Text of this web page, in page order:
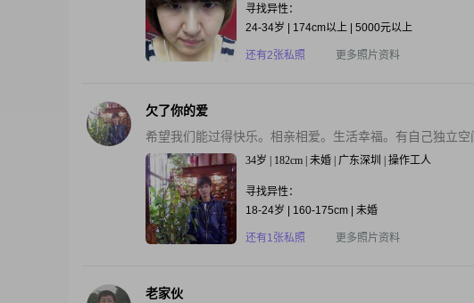
寻找异性：
24-34岁 | 174cm以上 | 5000元以上
还有2张私照 更多照片资料
欠了你的爱
希望我们能过得快乐。相亲相爱。生活幸福。有自己独立
34岁 | 182cm | 未婚 | 广东深圳 | 操作工人
寻找异性：
18-24岁 | 160-175cm | 未婚
还有1张私照 更多照片资料
老家伙